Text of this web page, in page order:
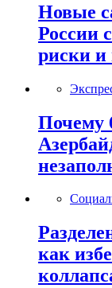
Новые
России
риски и
Почему
как